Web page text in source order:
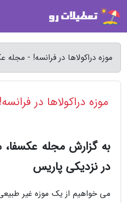
موزه دراکولاها در فرانسه! - مجله
موزه دراکولاها در فرانسه!
به گزارش مجله
در نزدیکی پاریس
می خواهیم از یک موزه غیر